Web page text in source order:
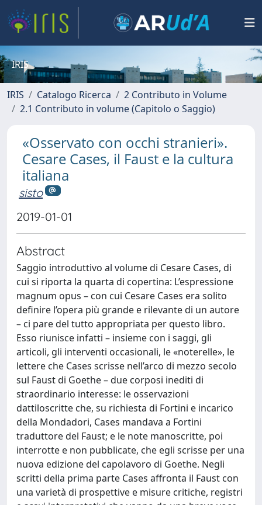
IRIS
IRIS Catalogo Ricerca
2 Contributo in Volume
2.1 Contributo in volume (Capitolo o Saggio)
«Osservato con occhi stranieri».
Cesare Cases, il Faust e la cultura
italiana
sisto
2019-01-01
Abstract
Saggio introduttivo al volume di Cesare Cases, di
cui si riporta la quarta di copertina: L’espressione
magnum opus – con cui Cesare Cases era solito
definire l’opera più grande e rilevante di un autore
– ci pare del tutto appropriata per questo libro.
Esso riunisce infatti – insieme con i saggi, gli
articoli, gli interventi occasionali, le «noterelle», le
lettere che Cases scrisse nell’arco di mezzo secolo
sul Faust di Goethe – due corposi inediti di
straordinario interesse: le osservazioni
dattiloscritte che, su richiesta di Fortini e incarico
della Mondadori, Cases mandava a Fortini
traduttore del Faust; e le note manoscritte, poi
interrotte e non pubblicate, che egli scrisse per una
nuova edizione del capolavoro di Goethe. Negli
scritti della prima parte Cases affronta il Faust con
una varietà di prospettive e misure critiche, registri